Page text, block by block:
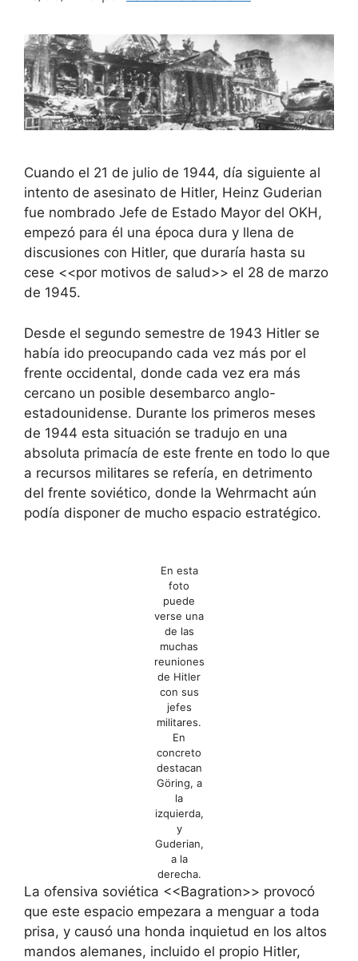
Cuando el 21 de julio de 1944, día siguiente al
intento de asesinato de Hitler, Heinz Guderian
fue nombrado Jefe de Estado Mayor del OKH,
empezó para él una época dura y llena de
discusiones con Hitler, que duraría hasta su
cese <<por motivos de salud>> el 28 de marzo
de 1945.
Desde el segundo semestre de 1943 Hitler se
había ido preocupando cada vez más por el
frente occidental, donde cada vez era más
cercano un posible desembarco anglo-
estadounidense. Durante los primeros meses
de 1944 esta situación se tradujo en una
absoluta primacía de este frente en todo lo que
a recursos militares se refería, en detrimento
del frente soviético, donde la Wehrmacht aún
podía disponer de mucho espacio estratégico.
En esta
foto
puede
verse una
de las
muchas
reuniones
de Hitler
con sus
jefes
militares.
En
concreto
destacan
Göring, a
la
izquierda,
y
Guderian,
a la
derecha.
La ofensiva soviética <<Bagration>> provocó
que este espacio empezara a menguar a toda
prisa, y causó una honda inquietud en los altos
mandos alemanes, incluido el propio Hitler,